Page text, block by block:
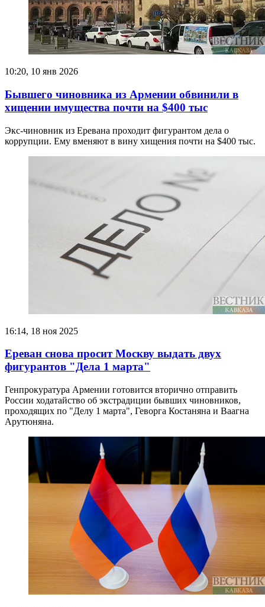
10:20, 10 янв 2026
Бывшего чиновника из Армении обвинили в
хищении имущества почти на $400 тыс
Экс-чиновник из Еревана проходит фигурантом дела о
коррупции. Ему вменяют в вину хищения почти на $400 тыс.
16:14, 18 ноя 2025
Ереван снова просит Москву выдать двух
фигурантов "Дела 1 марта"
Генпрокуратура Армении готовится вторично отправить
России ходатайство об экстрадиции бывших чиновников,
проходящих по "Делу 1 марта", Геворга Костаняна и Ваагна
Арутюняна.